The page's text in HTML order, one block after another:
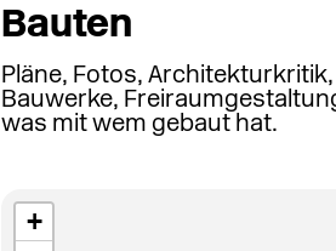
Bauten
Pläne, Fotos,
Bauwerke,
was mit wem gebaut hat.
+